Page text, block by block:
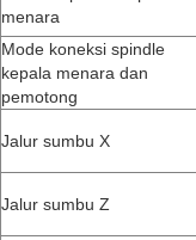
menara
Mode koneksi spindle
kepala menara dan
pemotong
Jalur sumbu X
Jalur sumbu Z